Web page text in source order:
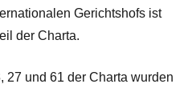
Gerichtshofs ist
der Charta.
27 und 61 der Charta wurden